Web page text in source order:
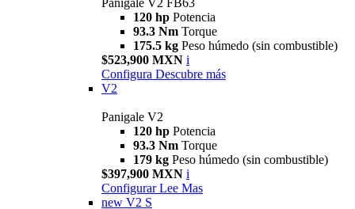
Panigale V2 FB63
120 hp Potencia
93.3 Nm Torque
175.5 kg Peso húmedo (sin combustible)
$523,900 MXN i
Configura Descubre más
V2
Panigale V2
120 hp Potencia
93.3 Nm Torque
179 kg Peso húmedo (sin combustible)
$397,900 MXN i
Configurar Lee Mas
new V2 S